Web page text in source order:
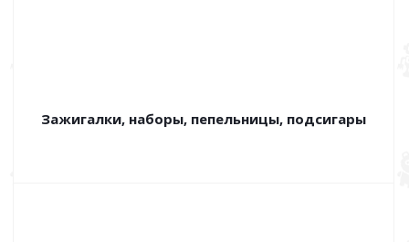
Зажигалки, наборы, пепельницы, подсигары